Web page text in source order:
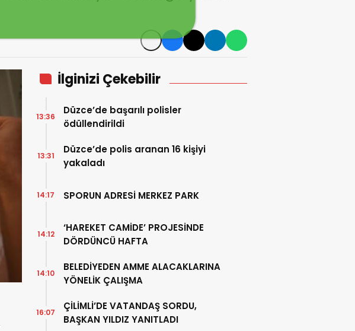
İlginizi Çekebilir
Düzce’de başarılı polisler
ödüllendirildi
13:36
Düzce’de polis aranan 16 kişiyi
yakaladı
13:31
SPORUN ADRESİ MERKEZ PARK
14:17
‘HAREKET CAMİDE’ PROJESİNDE
DÖRDÜNCÜ HAFTA
14:12
BELEDİYEDEN AMME ALACAKLARINA
YÖNELİK ÇALIŞMA
14:10
ÇİLİMLİ’DE VATANDAŞ SORDU,
BAŞKAN YILDIZ YANITLADI
16:07